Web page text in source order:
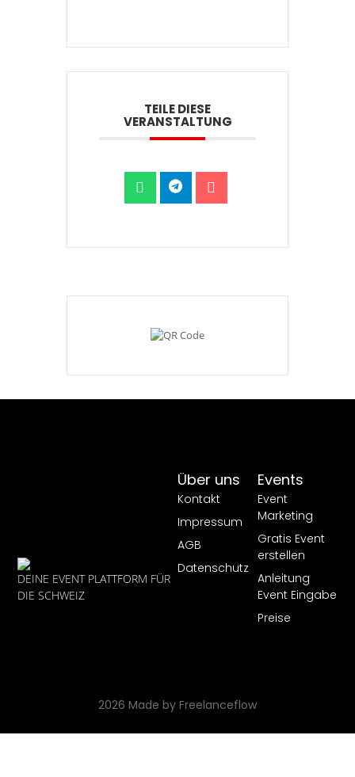
TEILE DIESE
VERANSTALTUNG
DEINE EVENT PLATTFORM FÜR
DIE SCHWEIZ
Events
Event
Marketing
Gratis Event
erstellen
Anleitung
Event Eingabe
Preise
Über uns
Kontakt
Impressum
AGB
Datenschutz
2026 Made by Freelanceflow